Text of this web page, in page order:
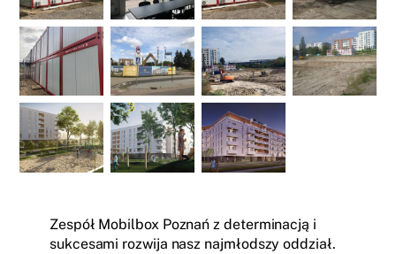
Zespół Mobilbox Poznań z determinacją i
sukcesami rozwija nasz najmłodszy oddział.